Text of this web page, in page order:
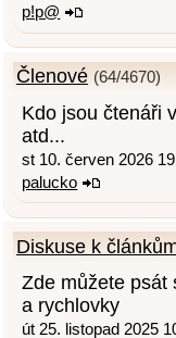
p!p@
Členové (64/4670)
Kdo jsou čtenáři
atd...
st 10. červen 2026
palucko
Diskuse k
Zde můžete psát
a rychlovky
út 25. listopad 2025